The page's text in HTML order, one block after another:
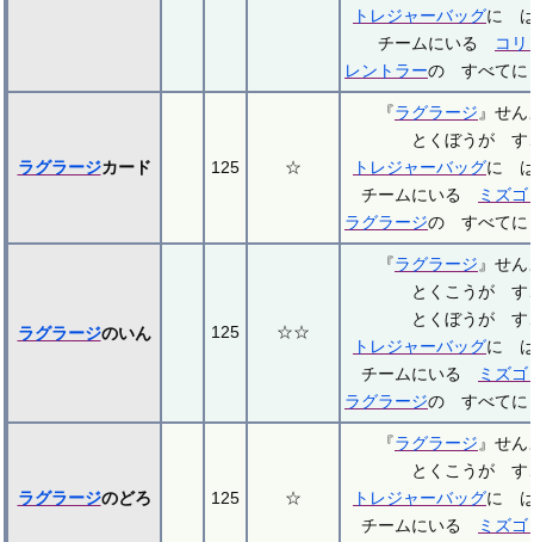
トレジャーバッグに は
チームにいる
コリ
レントラーの すべてに
ラグラージカード 125 ☆
『ラグラージ』せ
とくぼうが す
トレジャーバッグに は
チームにいる
ミズゴ
ラグラージの すべてに
ラグラージのいん 125 ☆☆
『ラグラージ』せ
とくこうが す
とくぼうが す
トレジャーバッグに は
チームにいる
ミズゴ
ラグラージの すべてに
ラグラージのどろ 125 ☆
『ラグラージ』せ
とくこうが す
トレジャーバッグに は
チームにいる
ミズゴ